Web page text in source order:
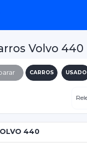
Volvo 440
CARROS USADO
440